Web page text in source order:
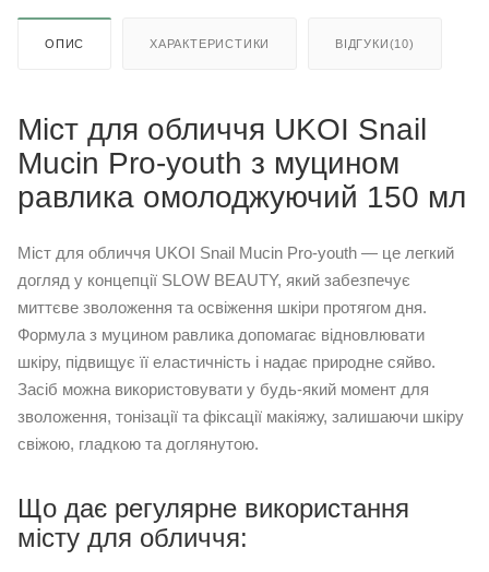
ОПИС ХАРАКТЕРИСТИКИ ВІДГУКИ(10)
Міст для обличчя UKOI Snail
Mucin Pro-youth з муцином
равлика омолоджуючий 150 мл
Міст для обличчя UKOI Snail Mucin Pro-youth — це легкий
догляд у концепції SLOW BEAUTY, який забезпечує
миттєве зволоження та освіження шкіри протягом дня.
Формула з муцином равлика допомагає відновлювати
шкіру, підвищує її еластичність і надає природне сяйво.
Засіб можна використовувати у будь-який момент для
зволоження, тонізації та фіксації макіяжу, залишаючи шкіру
свіжою, гладкою та доглянутою.
Що дає регулярне використання
місту для обличчя: